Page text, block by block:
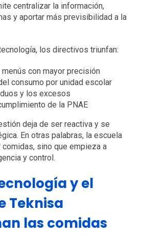
centralizar la información,
y aportar más previsibilidad a la
los directivos triunfan:
con mayor precisión
consumo por unidad escolar
y los excesos
de la PNAE
deja de ser reactiva y se
En otras palabras, la escuela
sino que empieza a
y control.
y el
Teknisa
las comidas